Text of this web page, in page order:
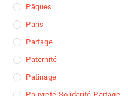
Pâques
Paris
Partage
Paternité
Patinage